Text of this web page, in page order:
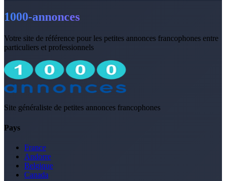
1000-annonces
Votre site de référence pour les petites annonces francophones entre
particuliers et professionnels
Site généraliste de petites annonces francophones
Pays
France
Andorre
Belgique
Canada